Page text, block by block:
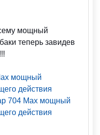
мощный
теперь завидев
мощный
действия
704 Max мощный
действия